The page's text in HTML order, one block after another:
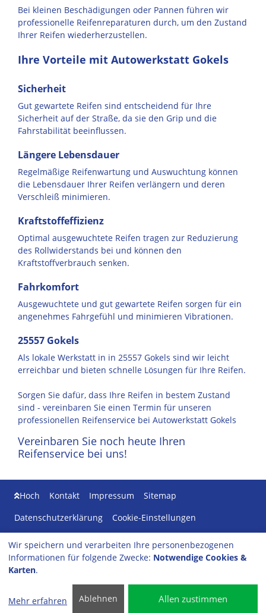
Bei kleinen Beschädigungen oder Pannen führen wir
professionelle Reifenreparaturen durch, um den Zustand
Ihrer Reifen wiederherzustellen.
Ihre Vorteile mit Autowerkstatt Gokels
Sicherheit
Gut gewartete Reifen sind entscheidend für Ihre
Sicherheit auf der Straße, da sie den Grip und die
Fahrstabilität beeinflussen.
Längere Lebensdauer
Regelmäßige Reifenwartung und Auswuchtung können
die Lebensdauer Ihrer Reifen verlängern und deren
Verschleiß minimieren.
Kraftstoffeffizienz
Optimal ausgewuchtete Reifen tragen zur Reduzierung
des Rollwiderstands bei und können den
Kraftstoffverbrauch senken.
Fahrkomfort
Ausgewuchtete und gut gewartete Reifen sorgen für ein
angenehmes Fahrgefühl und minimieren Vibrationen.
25557 Gokels
Als lokale Werkstatt in in 25557 Gokels sind wir leicht
erreichbar und bieten schnelle Lösungen für Ihre Reifen.
Sorgen Sie dafür, dass Ihre Reifen in bestem Zustand
sind - vereinbaren Sie einen Termin für unseren
professionellen Reifenservice bei Autowerkstatt Gokels
Vereinbaren Sie noch heute Ihren
Reifenservice bei uns!
Hoch Kontakt Impressum
Sitemap
Datenschutzerklärung
Cookie-Einstellungen
Autowerkstatt Gokels
Bundesstraße 45
25557 Gokels
info@autowerkstatt-gokels.de
Wir speichern und verarbeiten Ihre personenbezogenen
Informationen für folgende Zwecke: Notwendige Cookies &
Karten.
Mehr erfahren Ablehnen Allen zustimmen